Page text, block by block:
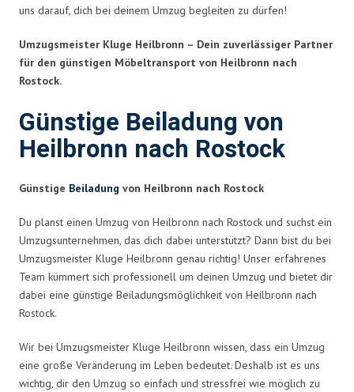
uns darauf, dich bei deinem Umzug begleiten zu dürfen!
Umzugsmeister Kluge Heilbronn – Dein zuverlässiger Partner
für den günstigen Möbeltransport von Heilbronn nach
Rostock.
Günstige Beiladung von
Heilbronn nach Rostock
Günstige Beiladung von Heilbronn nach Rostock
Du planst einen Umzug von Heilbronn nach Rostock und suchst ein
Umzugsunternehmen, das dich dabei unterstützt? Dann bist du bei
Umzugsmeister Kluge Heilbronn genau richtig! Unser erfahrenes
Team kümmert sich professionell um deinen Umzug und bietet dir
dabei eine günstige Beiladungsmöglichkeit von Heilbronn nach
Rostock.
Wir bei Umzugsmeister Kluge Heilbronn wissen, dass ein Umzug
eine große Veränderung im Leben bedeutet. Deshalb ist es uns
wichtig, dir den Umzug so einfach und stressfrei wie möglich zu